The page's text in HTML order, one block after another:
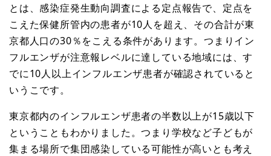
とは、感染症発生動向調査による定点報告で、定点を
こえた保健所管内の患者が10人を超え、その合計が東
京都人口の30％をこえる条件があります。つまりイン
フルエンザが注意報レベルに達している地域には、す
でに10人以上インフルエンザ患者が確認されていると
いうこです。
東京都内のインフルエンザ患者の半数以上が15歳以下
ということもわかりました。つまり学校など子どもが
集まる場所で集団感染している可能性が高いとも考え